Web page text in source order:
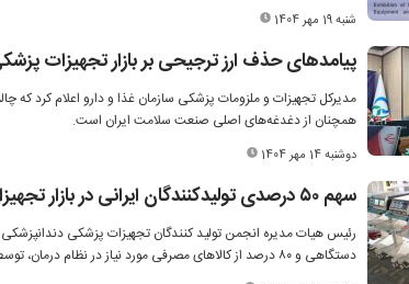
شنبه 19 مهر 1404
پیامدهای حذف ارز ترجیحی بر بازار تجهیزات
مدیرکل تجهیزات و ملزومات پزشکی سازمان غذا و دارو اعلام کرد که
همچنان از دغدغه‌های اصلی صنعت سلامت ایران است.
دوشنبه 14 مهر 1404
سهم ۵۰ درصدی تولیدکنندگان ایرانی در بازار تجهیزات پزشکی دستگاهی کشور
دستگاهی و ۸۰ درصد از کالاهای مصرفی مورد نیاز در نظام درمان، توسط تولیدکنندگان داخلی تأمین می‌شود.